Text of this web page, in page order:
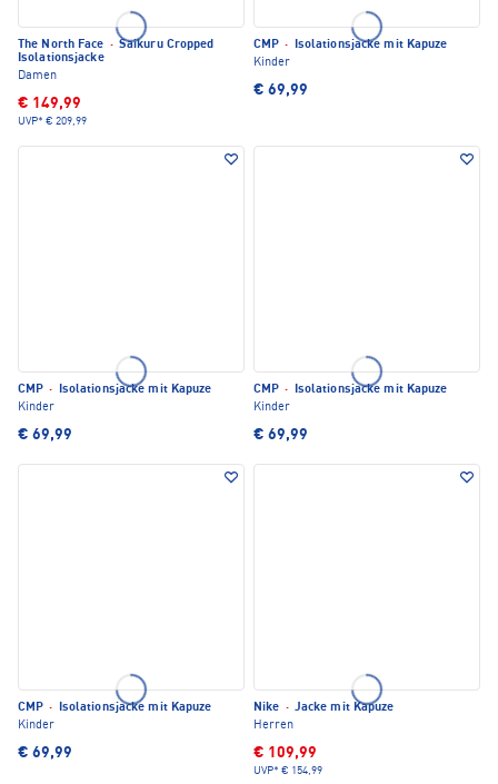
The North Face · Saikuru Cropped
Isolationsjacke
Damen
€ 149,99
UVP* € 209,99
CMP ·
Isolationsjacke mit Kapuze
Kinder
€ 69,99
CMP ·
Isolationsjacke mit Kapuze
Kinder
€ 69,99
CMP ·
Isolationsjacke mit Kapuze
Kinder
€ 69,99
CMP ·
Isolationsjacke mit Kapuze
Kinder
€ 69,99
Nike · Jacke mit Kapuze
Herren
€ 109,99
UVP* € 154,99